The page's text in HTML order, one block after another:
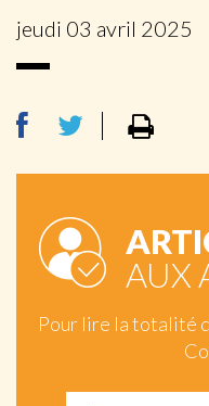
jeudi 03 avril 2025
AUX
Pour lire la totalité